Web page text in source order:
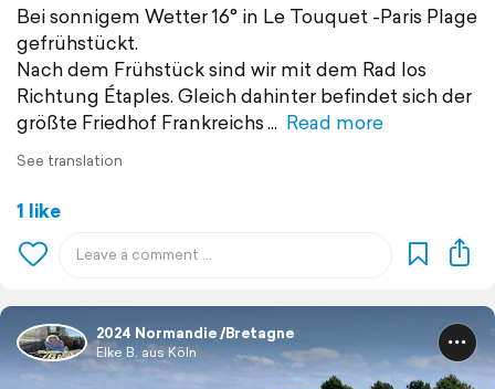
Bei sonnigem Wetter 16° in Le Touquet -Paris Plage
gefrühstückt.
Nach dem Frühstück sind wir mit dem Rad los
Richtung Étaples. Gleich dahinter befindet sich der
größte Friedhof Frankreichs
Read more
See translation
1 like
2024 Normandie /Bretagne
Elke B. aus Köln